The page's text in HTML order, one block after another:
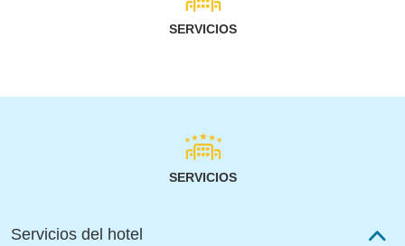
SERVICIOS
SERVICIOS
Servicios del hotel